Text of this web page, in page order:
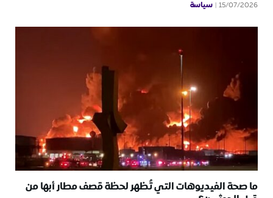
15/07/2026 سياسة
ما صحة الفيديوهات التي تُظهر لحظة قصف مطار أبها من